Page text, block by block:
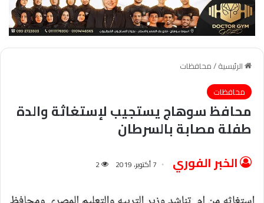
الرئيسية/محافظات
محافظات
محافظ سوهاج يستجيب لإستغاثة والدة
طفلة مصابة بالسرطان
الخبر الفوري 7 أكتوبر، 2019 2